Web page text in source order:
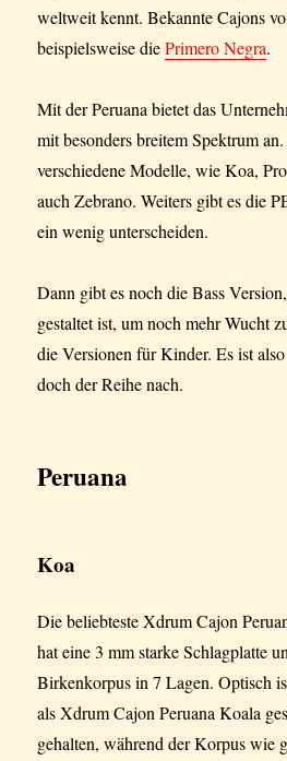
weltweit kennt. Bekannte Cajons
beispielsweise diePrimero Negra.
Mit der Peruana bietet das
mit besonders breitem Spektrum
verschiedene Modelle, wie Koa,
auch Zebrano. Weiters gibt es die
ein wenig unterscheiden.
Dann gibt es noch die Bass
gestaltet ist, um noch mehr Wucht
die Versionen für Kinder. Es ist
doch der Reihe nach.
Peruana
Koa
Die beliebteste Xdrum Cajon
hat eine 3 mm starke Schlagplatte
Birkenkorpus in 7 Lagen. Optisch
als Xdrum Cajon Peruana Koala
gehalten, während der Korpus wie